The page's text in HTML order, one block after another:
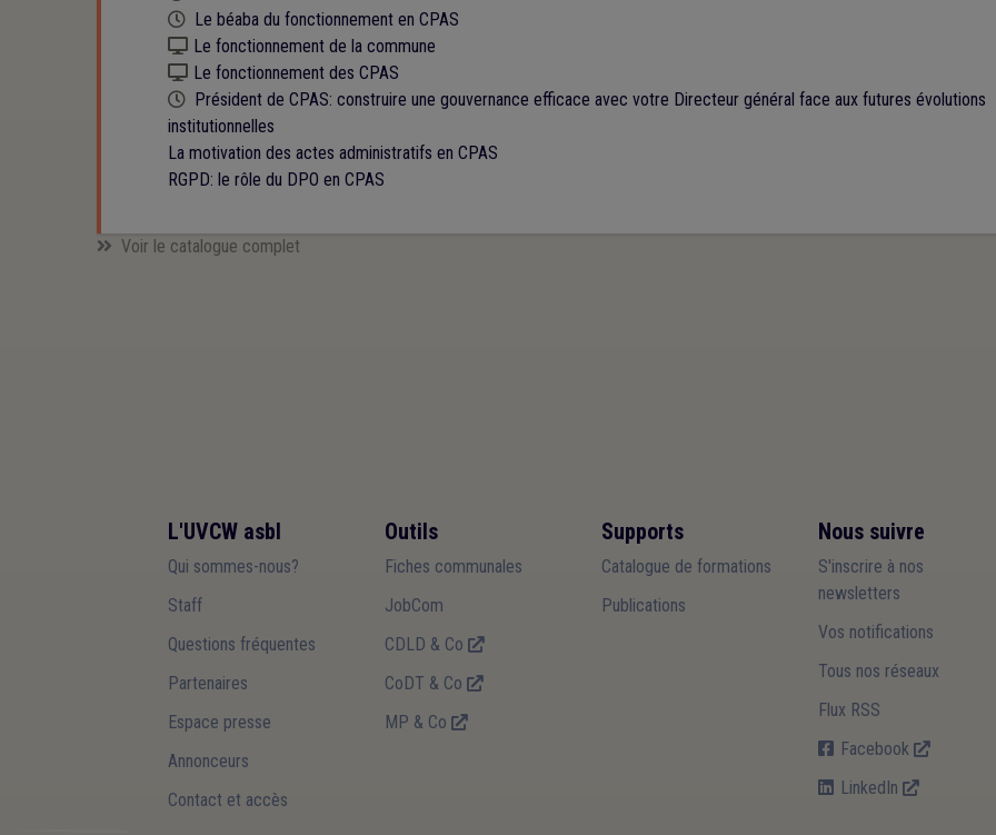
Cette formation est programmée
Le béaba du fonctionnement en CPAS
Kit numérique gratuit
Le fonctionnement de la commune
Kit numérique gratuit
Le fonctionnement des CPAS
Cette formation est programmée
Président de CPAS: construire une gouvernance efficace avec votre Directeur général face aux futures évolutions
institutionnelles
La motivation des actes administratifs en CPAS
RGPD: le rôle du DPO en CPAS
Voir le catalogue complet
L'UVCW asbl
Qui sommes-nous?
Staff
Questions fréquentes
Partenaires
Espace presse
Annonceurs
Contact et accès
Outils
Fiches communales
JobCom
CDLD & Co
CoDT & Co
MP & Co
Supports
Catalogue de formations
Publications
Nous suivre
S'inscrire à nos
newsletters
Vos notifications
Tous nos réseaux
Flux RSS
Facebook
LinkedIn